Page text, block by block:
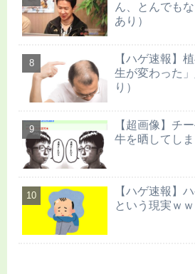
ん、とんでも
あり）
【ハゲ速報】
生が変わった
り）
【超画像】チ
牛を晒してし
【ハゲ速報】
という現実ｗｗ